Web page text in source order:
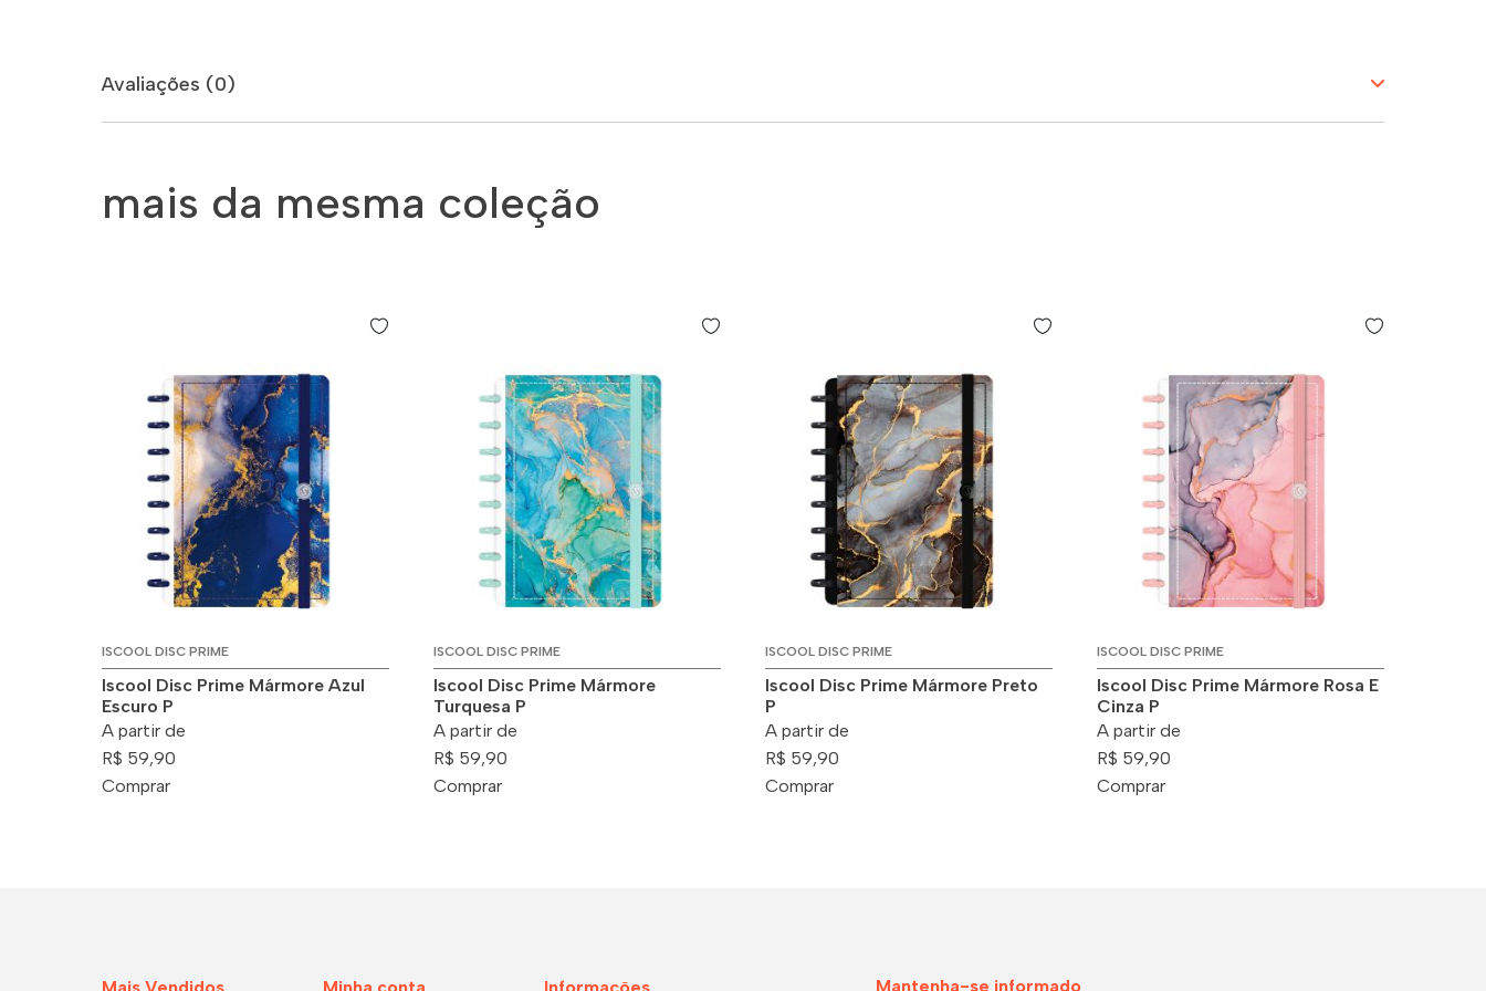
Avaliações (0)
mais da mesma coleção
ISCOOL DISC PRIME
Iscool Disc Prime Mármore Azul
Escuro P
A partir de
R$ 59,90
Comprar
ISCOOL DISC PRIME
Iscool Disc Prime Mármore
Turquesa P
A partir de
R$ 59,90
Comprar
ISCOOL DISC PRIME
Iscool Disc Prime Mármore Preto
P
A partir de
R$ 59,90
Comprar
ISCOOL DISC PRIME
Iscool Disc Prime Mármore Rosa E
Cinza P
A partir de
R$ 59,90
Comprar
Mantenha-se informado